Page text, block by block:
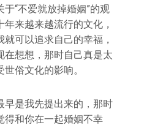
“不爱就放掉婚姻”的观
来越来越流行的文化，
可以追求自己的幸福，
在想想，那时自己真是太
俗文化的影响。
早是我先提出来的，那时
得和你在一起婚姻不幸